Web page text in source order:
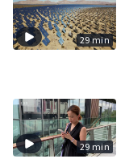
29 min
29 min